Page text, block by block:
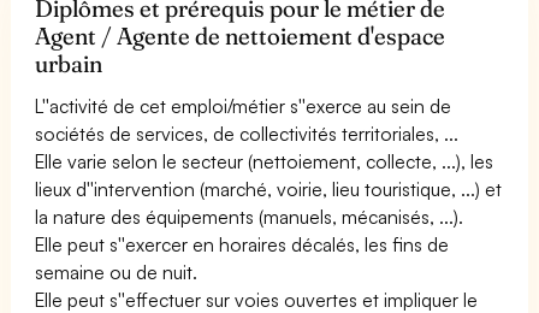
Diplômes et prérequis pour le métier de
Agent / Agente de nettoiement d'espace
urbain
L''activité de cet emploi/métier s''exerce au sein de
sociétés de services, de collectivités territoriales, ...
Elle varie selon le secteur (nettoiement, collecte, ...), les
lieux d''intervention (marché, voirie, lieu touristique, ...) et
la nature des équipements (manuels, mécanisés, ...).
Elle peut s''exercer en horaires décalés, les fins de
semaine ou de nuit.
Elle peut s''effectuer sur voies ouvertes et impliquer le